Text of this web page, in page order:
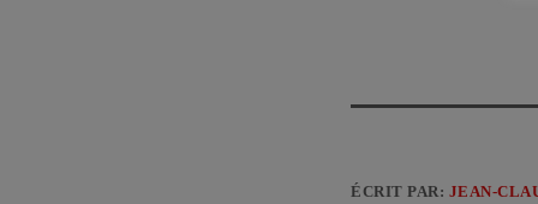
ÉCRIT PAR: JEAN-